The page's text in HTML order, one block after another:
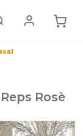
Rosè